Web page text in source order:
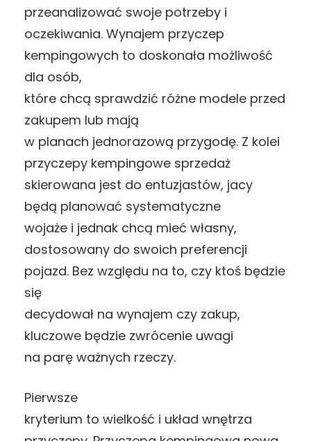
przeanalizować swoje potrzeby i
oczekiwania. Wynajem przyczep
kempingowych to doskonała możliwość
dla osób,
które chcą sprawdzić różne modele przed
zakupem lub mają
w planach jednorazową przygodę. Z kolei
przyczepy kempingowe sprzedaż
skierowana jest do entuzjastów, jacy
będą planować systematyczne
wojaże i jednak chcą mieć własny,
dostosowany do swoich preferencji
pojazd. Bez względu na to, czy ktoś będzie
się
decydował na wynajem czy zakup,
kluczowe będzie zwrócenie uwagi
na parę ważnych rzeczy.
Pierwsze
kryterium to wielkość i układ wnętrza